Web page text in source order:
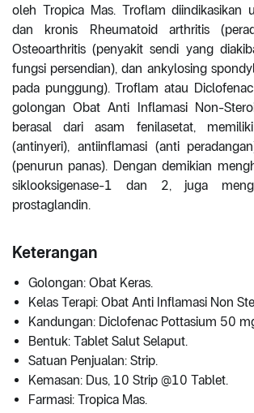
oleh Tropica Mas. Troflam diindikasikan
dan kronis Rheumatoid arthritis
Osteoarthritis (penyakit sendi yang
fungsi persendian), dan ankylosing
pada punggung). Troflam atau
golongan Obat Anti Inflamasi Non-
berasal dari asam fenilasetat,
(antinyeri), antiinflamasi (anti
(penurun panas). Dengan demikian
siklooksigenase-1 dan 2, juga
prostaglandin.
Keterangan
Golongan: Obat Keras.
Kelas Terapi: Obat Anti Inflamasi Non
Kandungan: Diclofenac Pottasium 50
Bentuk: Tablet Salut Selaput.
Satuan Penjualan: Strip.
Kemasan: Dus, 10 Strip @10 Tablet.
Farmasi: Tropica Mas.